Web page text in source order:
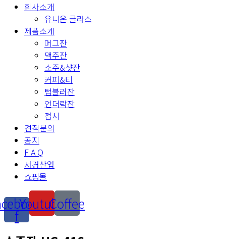
회사소개
유니온 글라스
제품소개
머그잔
맥주잔
소주&샷잔
커피&티
텀블러잔
언더락잔
접시
견적문의
공지
F A Q
서경산업
쇼핑몰
f
YoutubeCoffee